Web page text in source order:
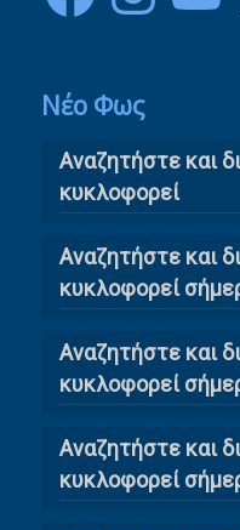
Νέο Φως
Αναζητήστε και
κυκλοφορεί
Αναζητήστε και
κυκλοφορεί
Αναζητήστε και
κυκλοφορεί
Αναζητήστε και
κυκλοφορεί